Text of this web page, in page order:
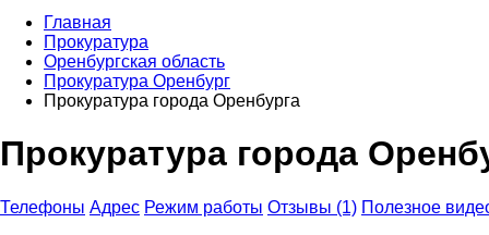
Главная
Прокуратура
Оренбургская область
Прокуратура Оренбург
Прокуратура города Оренбурга
Прокуратура города
Телефоны Адрес Режим работы Отзывы (1) Полезное